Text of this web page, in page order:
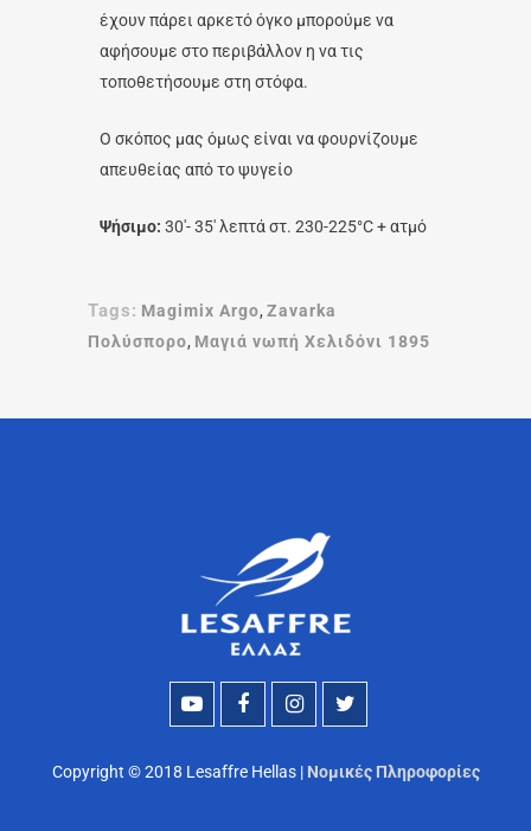
έχουν πάρει αρκετό όγκο μπορούμε να
αφήσουμε στο περιβάλλον η να τις
τοποθετήσουμε στη στόφα.
Ο σκόπος μας όμως είναι να φουρνίζουμε
απευθείας από το ψυγείο
Ψήσιμο: 30′- 35′ λεπτά στ. 230-225°C + ατμό
Tags: Magimix Argo, Zavarka
Πολύσπορο, Μαγιά νωπή Χελιδόνι 1895
Copyright © 2018 Lesaffre Hellas | Νομικές Πληροφορίες